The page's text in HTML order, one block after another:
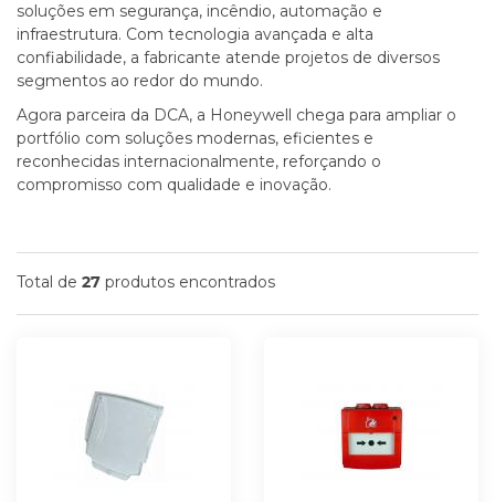
soluções em segurança, incêndio, automação e
infraestrutura. Com tecnologia avançada e alta
confiabilidade, a fabricante atende projetos de diversos
segmentos ao redor do mundo.
Agora parceira da DCA, a Honeywell chega para ampliar o
portfólio com soluções modernas, eficientes e
reconhecidas internacionalmente, reforçando o
compromisso com qualidade e inovação.
Total de 27 produtos encontrados